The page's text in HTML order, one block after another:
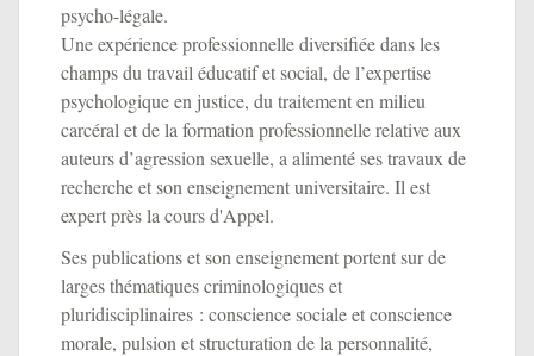
psycho-légale.
Une expérience professionnelle diversifiée dans les
champs du travail éducatif et social, de l’expertise
psychologique en justice, du traitement en milieu
carcéral et de la formation professionnelle relative aux
auteurs d’agression sexuelle, a alimenté ses travaux de
recherche et son enseignement universitaire. Il est
expert près la cours d'Appel.
Ses publications et son enseignement portent sur de
larges thématiques criminologiques et
pluridisciplinaires : conscience sociale et conscience
morale, pulsion et structuration de la personnalité,